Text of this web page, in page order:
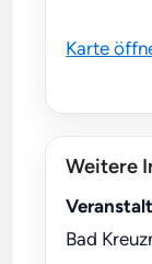
Karte
Weitere
Bad